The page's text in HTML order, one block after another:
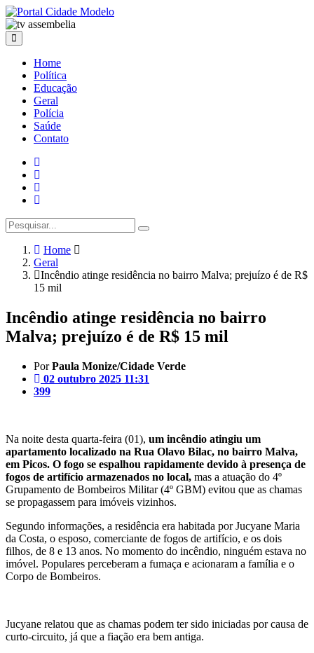
Home
Política
Educação
Geral
Polícia
Saúde
Contato
Home
Geral
Incêndio atinge residência no bairro Malva; prejuízo é de R$
15 mil
Incêndio atinge residência no bairro
Malva; prejuízo é de R$ 15 mil
PorPaula Monize/Cidade Verde
02 outubro 2025 11:31
399
Na noite desta quarta-feira (01), um incêndio atingiu um
apartamento localizado na Rua Olavo Bilac, no bairro Malva,
em Picos. O fogo se espalhou rapidamente devido à presença de
fogos de artifício armazenados no local, mas a atuação do 4º
Grupamento de Bombeiros Militar (4º GBM) evitou que as chamas
se propagassem para imóveis vizinhos.
Segundo informações, a residência era habitada por Jucyane Maria
da Costa, o esposo, comerciante de fogos de artifício, e os dois
filhos, de 8 e 13 anos. No momento do incêndio, ninguém estava no
imóvel. Populares perceberam a fumaça e acionaram a família e o
Corpo de Bombeiros.
Jucyane relatou que as chamas podem ter sido iniciadas por causa de
curto-circuito, já que a fiação era bem antiga.